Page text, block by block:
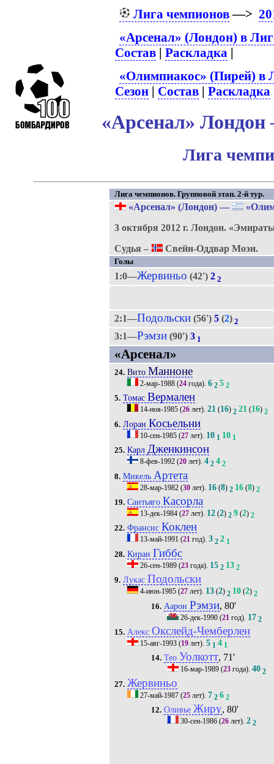
Лига чемпионов—>
«Арсенал» (Лондон) в
Состав |Раскладка |
«Олимпиакос» (Пирей) в
Сезон | Состав |Раскладка
«Арсенал»
Лига
Лига чемпионов. Групповой этап. 2-й тур.
«Арсенал» (Лондон)—
3 октября 2012 г. Лондон.
Судья –
Свейн-Оддвар Моэн.
Голы
1:0—Жервиньо (42') 2 2
2:1—Подольски(56') 5(2) 2
3:1—Рэмзи(90') 3 1
«Арсенал»
24. Вито Манноне
2-мар-1988(24года). 6 2 5 2
5. Томас Вермален
14-ноя-1985(26лет). 21(16) 2 21(16) 2
6. Лоран Косьельни
10-сен-1985(27лет). 10 1 10 1
25. Карл Дженкинсон
8-фев-1992(20лет). 4 2 4 2
8. Микель Артета
28-мар-1982(30лет). 16(8) 2 16(8) 2
19. Сантьяго Касорла
13-дек-1984(27лет). 12(2) 2 9(2) 2
22. Франсис Коклен
13-май-1991 (21год). 3 2 2 1
28. Киран Гиббс
26-сен-1989(23года). 15 2 13 2
9. Лукас Подольски
4-июн-1985(27лет). 13(2) 2 10(2) 2
16. Аарон Рэмзи, 80'
26-дек-1990 (21 год). 17 2
15. Алекс Окслейд-Чемберлен
15-авг-1993(19лет). 5 1 4 1
14. Тео Уолкотт, 71'
16-мар-1989 (23 года).40 2
27. Жервиньо
27-май-1987(25лет). 7 2 6 2
12. Оливье Жиру, 80'
30-сен-1986 (26 лет).2 2